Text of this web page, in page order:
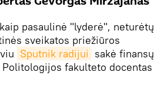
pasaulinė "lyderė", neturėtų
sveikatos priežiūros
Sputnik radijui sakė finansų
fakulteto docentas